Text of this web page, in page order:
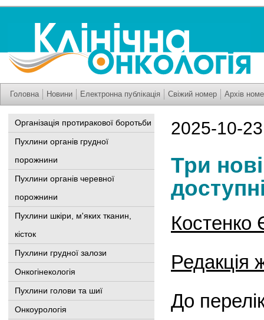
Головна Новини Електронна публікація Свіжий номер Архів
Організація протиракової боротьби
Пухлини органів грудної
порожнини
Пухлини органів черевної
порожнини
Пухлини шкіри, м'яких тканин,
кісток
Пухлини грудної залози
Онкогінекологія
Пухлини голови та шиї
Онкоурологія
2025-10-
Три
Костенко
Редакція
До